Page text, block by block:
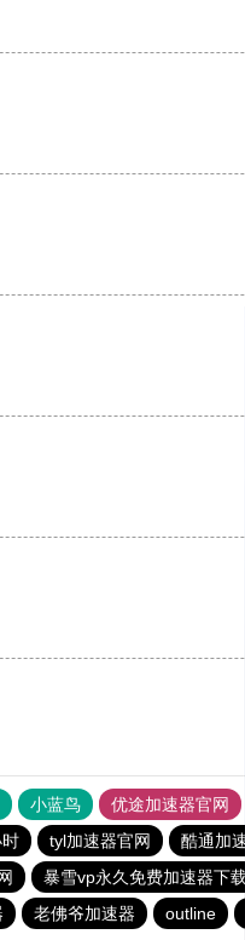
小蓝鸟 优途加速器官网
tyl加速器官网 酷通加
暴雪vp永久免费加速器下
老佛爷加速器 outline